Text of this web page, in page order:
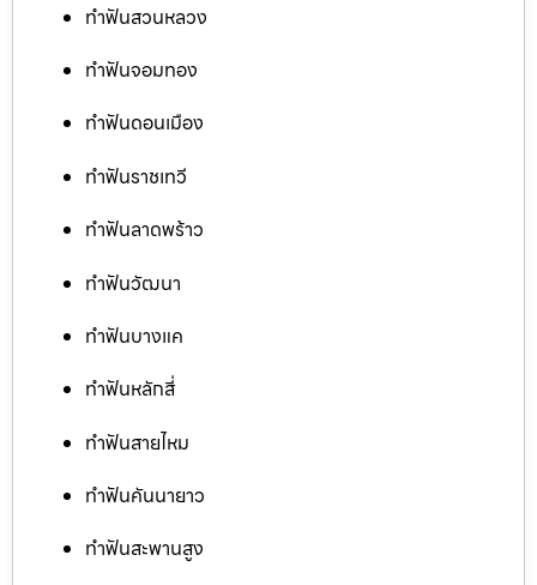
ทำฟันสวนหลวง
ทำฟันจอมทอง
ทำฟันดอนเมือง
ทำฟันราชเทวี
ทำฟันลาดพร้าว
ทำฟันวัฒนา
ทำฟันบางแค
ทำฟันหลักสี่
ทำฟันสายไหม
ทำฟันคันนายาว
ทำฟันสะพานสูง